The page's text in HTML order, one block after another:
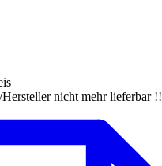
nicht mehr lieferbar !!